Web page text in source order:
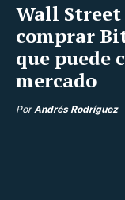
Wall Street
comprar
que puede
mercado
PorAndrés Rodríguez